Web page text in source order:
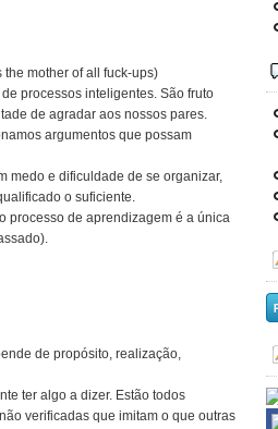
the mother of all fuck-ups)
processos inteligentes. São fruto
de agradar aos nossos pares.
argumentos que possam
medo e dificuldade de se organizar,
o suficiente.
processo de aprendizagem é a única
de propósito, realização,
ter algo a dizer. Estão todos
verificadas que imitam o que outras